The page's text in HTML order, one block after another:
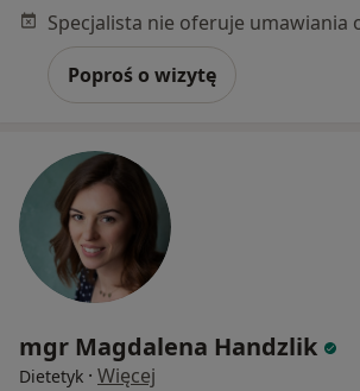
Poproś o wizytę
mgr Magdalena Handzlik
Dietetyk · Więcej